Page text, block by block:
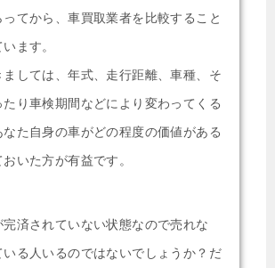
てから、車買取業者を比較すること
ます。
しては、年式、走行距離、車種、そ
たり車検期間などにより変わってくる
た自身の車がどの程度の価値がある
いた方が有益です。
完済されていない状態なので売れな
る人いるのではないでしょうか？だ